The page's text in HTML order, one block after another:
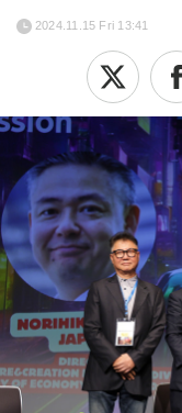
2024.11.15 Fri 13:41